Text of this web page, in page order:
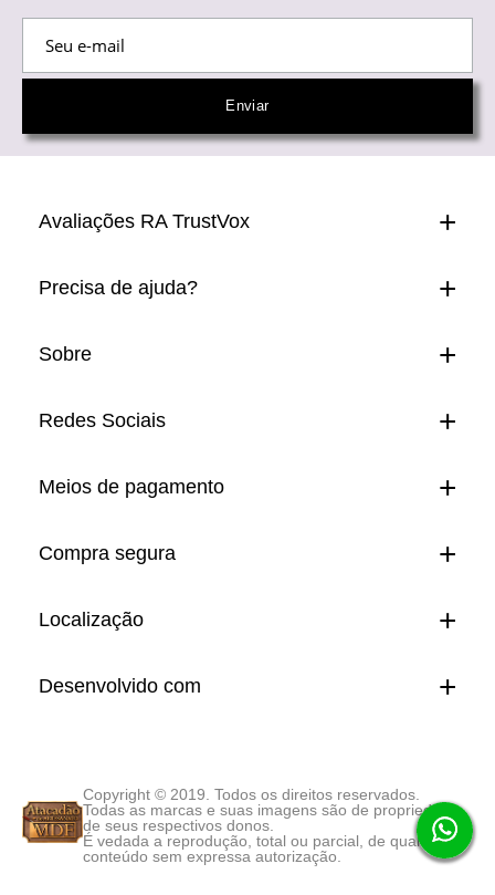
Avaliações RA TrustVox
Precisa de ajuda?
Sobre
Redes Sociais
Meios de pagamento
Compra segura
Localização
Desenvolvido com
Copyright © 2019. Todos os direitos reservados.
Todas as marcas e suas imagens são de propriedade
de seus respectivos donos.
É vedada a reprodução, total ou parcial, de qualquer
conteúdo sem expressa autorização.